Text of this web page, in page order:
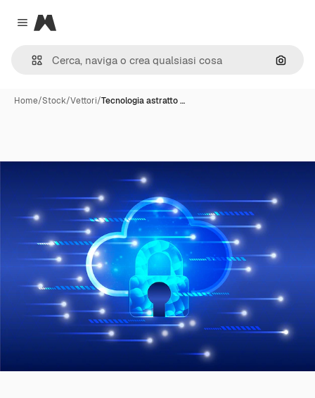
Close menu
Magnific
Cerca
Home/Stock/Vettori/Tecnologia astratto …